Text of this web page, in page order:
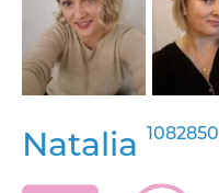
Natalia 1082850